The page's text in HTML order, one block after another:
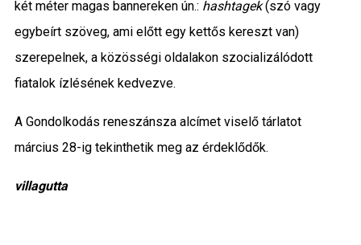
két méter magas bannereken ún.: hashtagek(szó vagy
egybeírt szöveg, ami előtt egy kettős kereszt van)
szerepelnek, a közösségi oldalakon szocializálódott
fiatalok ízlésének kedvezve.
A Gondolkodás reneszánsza alcímet viselő tárlatot
március 28-ig tekinthetik meg az érdeklődők.
villagutta